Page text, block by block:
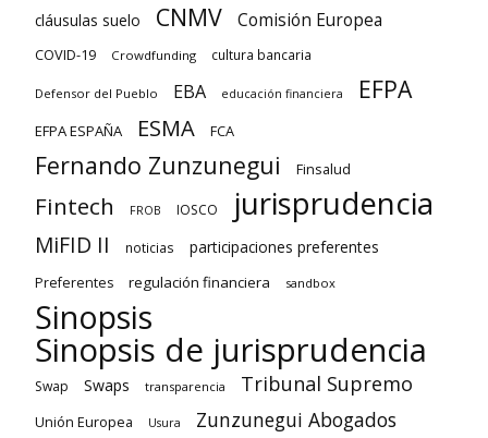
cláusulas suelo CNMV Comisión Europea
COVID-19 Crowdfunding cultura bancaria
Defensor del Pueblo EBA educación financiera EFPA
EFPA ESPAÑA ESMA FCA
Fernando Zunzunegui Finsalud
Fintech FROB IOSCO jurisprudencia
MiFID II noticias participaciones preferentes
Preferentes regulación financiera sandbox
Sinopsis
Sinopsis de jurisprudencia
Swap Swaps transparencia Tribunal Supremo
Unión Europea Usura Zunzunegui Abogados